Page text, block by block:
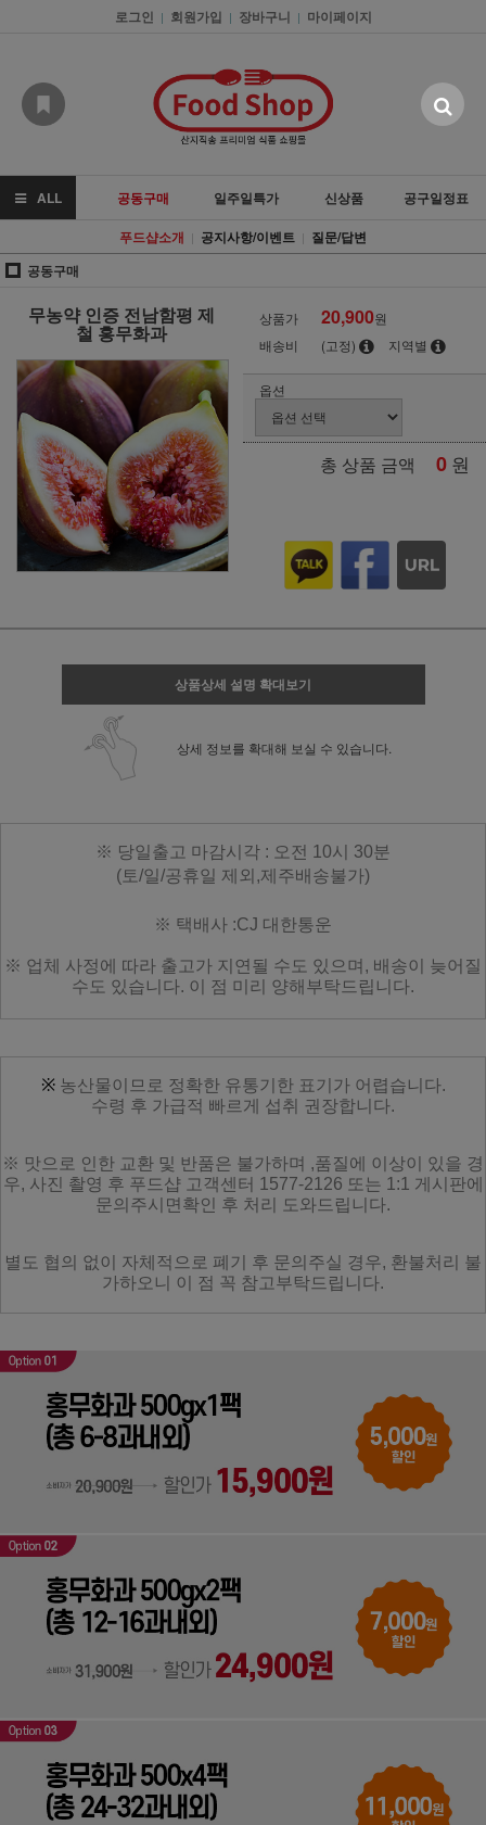
로그인 | 회원가입 | 장바구니 | 마이페이지
ALL 공동구매 일주일특가 신상품
공구일정표
푸드샵소개 | 공지사항/이벤트 | 질문/답변
공동구매
무농약 인증 전남함평 제
철 홍무화과
상품가 20,900원
배송비
(고정) 지역별
옵션
총 상품 금액 0 원
상품상세 설명 확대보기
상세 정보를 확대해 보실 수 있습니다.
※ 당일출고 마감시각 : 오전 10시 30분
(토/일/공휴일 제외,제주배송불가)
※ 택배사 :CJ 대한통운
※ 업체 사정에 따라 출고가 지연될 수도 있으며, 배송이 늦어질
수도 있습니다. 이 점 미리 양해부탁드립니다.
※ 농산물이므로 정확한 유통기한 표기가 어렵습니다.
수령 후 가급적 빠르게 섭취 권장합니다.
※ 맛으로 인한 교환 및 반품은 불가하며 ,품질에 이상이 있을 경
우, 사진 촬영 후 푸드샵 고객센터 1577-2126 또는 1:1 게시판에
문의주시면확인 후 처리 도와드립니다.
별도 협의 없이 자체적으로 폐기 후 문의주실 경우, 환불처리 불
가하오니 이 점 꼭 참고부탁드립니다.